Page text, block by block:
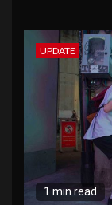
UPDATE
1 min read